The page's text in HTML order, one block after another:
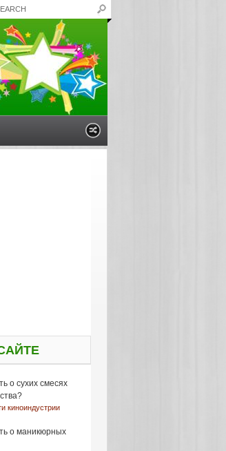
о сухих смесях
киноиндустрии
о маникюрных